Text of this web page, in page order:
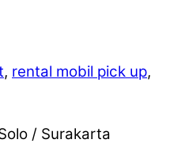
, rental mobil pick up,
/ Surakarta